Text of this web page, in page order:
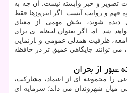
ثبت تصویر و خبر وابسته نیست. آن چه به
فهم و روایت آنست. اگر اینروزها فقط
دیده شوند، بخش مهمی از معنای
شد. اما اگر بعنوان لحظه ای برای
ظرفیت همدلی عمومی و بازنمایی
می توانند جایگاهی عمیق تر در حافظه
عبور از بحران
را مجموعه ای از اعتماد، مشارکت،
میان شهروندان می داند؛ سرمایه ای